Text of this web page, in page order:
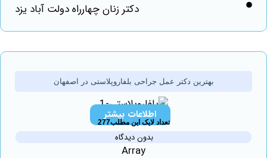
دکتر زنان چهارراه دولت آباد یزد
بهترین دکتر عمل جراحی بلفاروپلاستی در اصفهان
اطلاعات بیشتر
تعداد لایک این مطلب277
بدون دیدگاه